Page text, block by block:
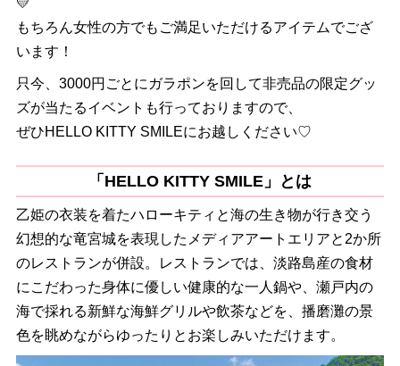
💛
もちろん女性の方でもご満足いただけるアイテムでござ
います！
只今、3000円ごとにガラポンを回して非売品の限定グッ
ズが当たるイベントも行っておりますので、
ぜひHELLO KITTY SMILEにお越しください♡
「HELLO KITTY SMILE」とは
乙姫の衣装を着たハローキティと海の生き物が行き交う
幻想的な竜宮城を表現したメディアアートエリアと2か所
のレストランが併設。レストランでは、淡路島産の食材
にこだわった身体に優しい健康的な一人鍋や、瀬戸内の
海で採れる新鮮な海鮮グリルや飲茶などを、播磨灘の景
色を眺めながらゆったりとお楽しみいただけます。